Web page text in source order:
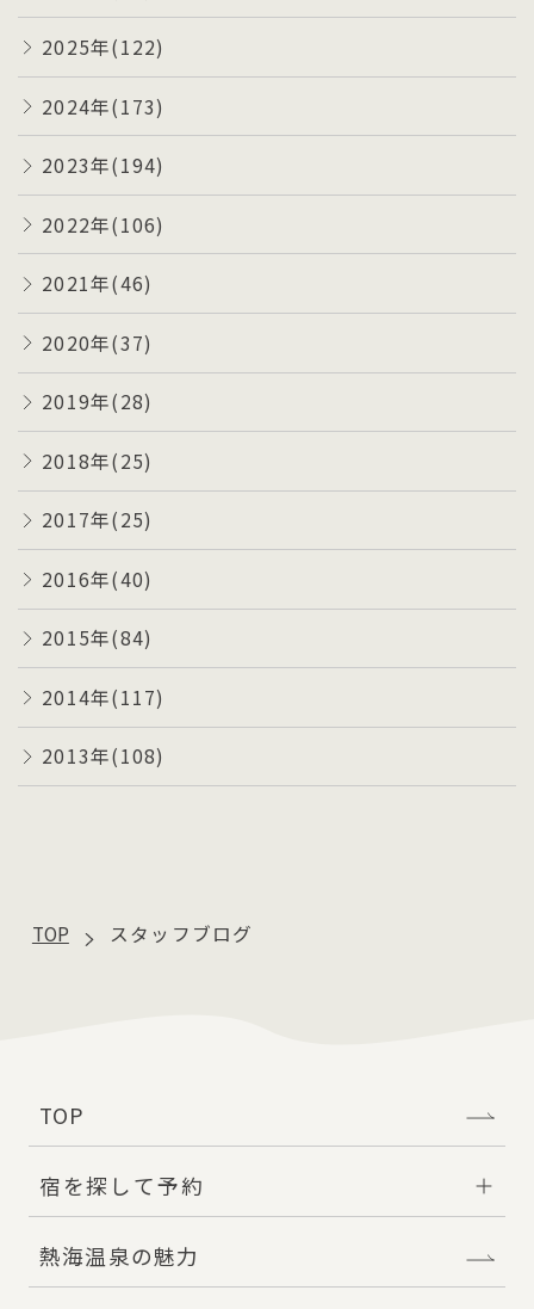
2025年(122)
2024年(173)
2023年(194)
2022年(106)
2021年(46)
2020年(37)
2019年(28)
2018年(25)
2017年(25)
2016年(40)
2015年(84)
2014年(117)
2013年(108)
TOP スタッフブログ
TOP
宿を探して予約
熱海温泉の魅力